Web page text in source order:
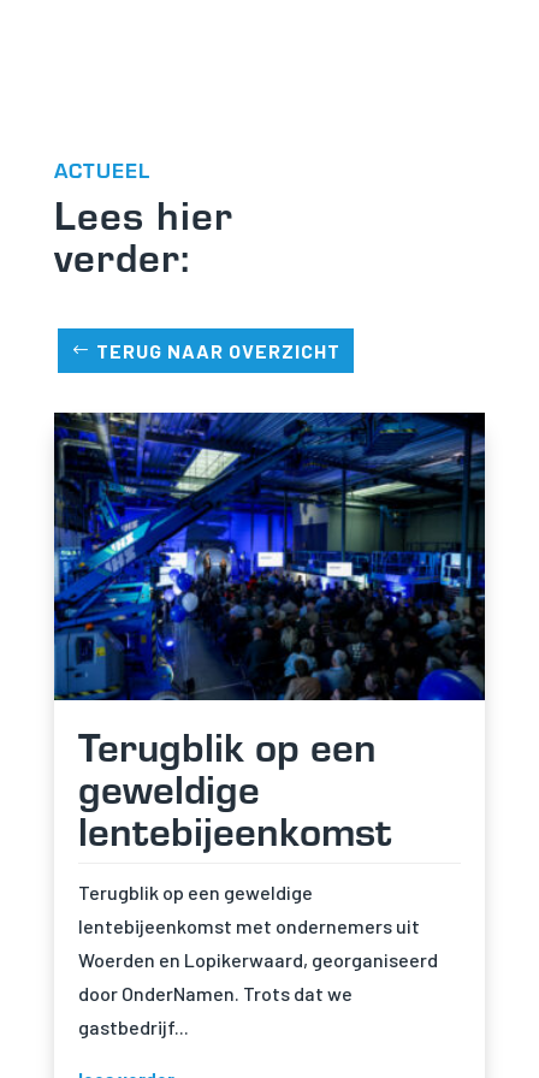
ACTUEEL
Lees hier
verder:
TERUG NAAR OVERZICHT
Terugblik op een
geweldige
lentebijeenkomst
Terugblik op een geweldige
lentebijeenkomst met ondernemers uit
Woerden en Lopikerwaard, georganiseerd
door OnderNamen. Trots dat we
gastbedrijf...
Noodzakelijk
zijn essentieel om de
website goed te laten
functioneren. Deze
categorie bevat
alleen cookies die
basisfunctionaliteiten
en
beveiligingsfuncties
van de website. Deze
cookies slaan geen
persoonlijke
informatie op.
functionaliteit
en structuur
website te
basis van hoe
de website